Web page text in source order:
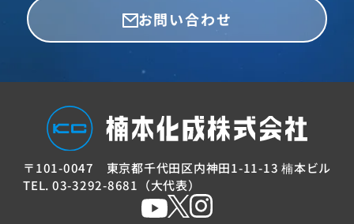
お問い合わせ
〒101-0047 東京都千代田区内神田1-11-13 楠本ビル
TEL. 03-3292-8681（大代表）